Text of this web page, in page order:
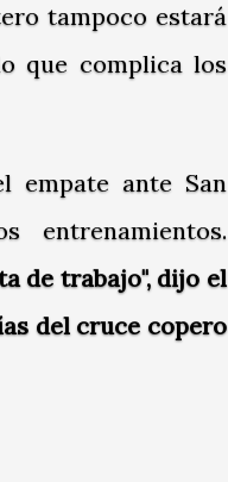
tampoco estará
que complica los
empate ante San
de trabajo", dijo el
del cruce copero